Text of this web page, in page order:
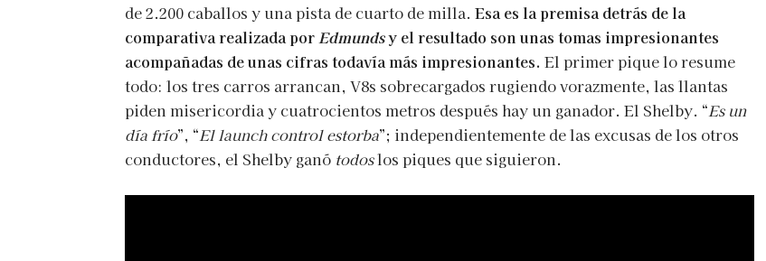
de 2.200 caballos y una pista de cuarto de milla. Esa es la premisa detrás de la
comparativa realizada porEdmundsy el resultado son unas tomas impresionantes
acompañadas de unas cifras todavía más impresionantes. El primer pique lo resume
todo: los tres carros arrancan, V8s sobrecargados rugiendo vorazmente, las llantas
piden misericordia y cuatrocientos metros después hay un ganador. El Shelby. “Es un
día frío”, “El launch control estorba”; independientemente de las excusas de los otros
conductores, el Shelby ganó todoslos piques que siguieron.